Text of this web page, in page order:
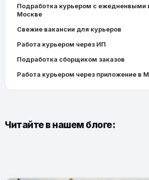
Подработка курьером с ежедненвыми
Москве
Свежие вакансии для курьеров
Работа курьером через ИП
Подработка сборщиком заказов
Работа курьером через приложение в
Читайте в нашем блоге: